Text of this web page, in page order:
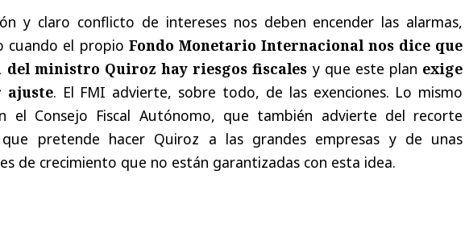
y claro conflicto de intereses nos deben encender las alarmas,
cuando el propio Fondo Monetario Internacional nos dice que
del ministro Quiroz hay riesgos fiscales y que este plan exige
ajuste. El FMI advierte, sobre todo, de las exenciones. Lo mismo
el Consejo Fiscal Autónomo, que también advierte del recorte
pretende hacer Quiroz a las grandes empresas y de unas
de crecimiento que no están garantizadas con esta idea.